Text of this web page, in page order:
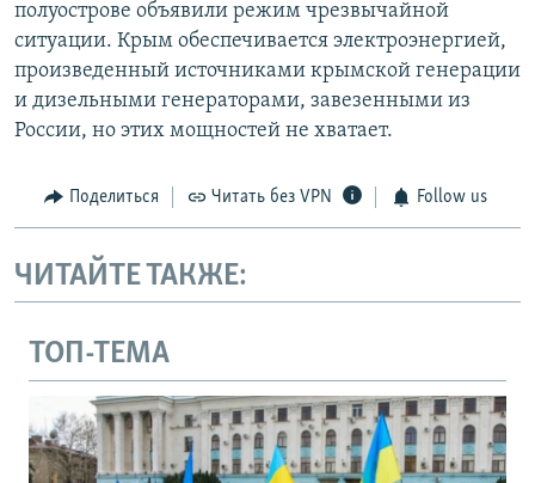
полуострове объявили режим чрезвычайной
ситуации. Крым обеспечивается электроэнергией,
произведенный источниками крымской генерации
и дизельными генераторами, завезенными из
России, но этих мощностей не хватает.
Поделиться Читать без VPN Follow us
ЧИТАЙТЕ ТАКЖЕ:
ТОП-ТЕМА